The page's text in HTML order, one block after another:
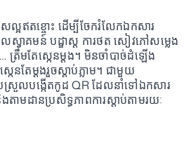
អឥតខ្ចោះ ដើម្បីចែករំលែកឯកសារ
ស្វាគមន៍ បដ្ឌាស្ត ការថត សៀវភៅសម្លេង
មតែស្កេនម្តង។ មិនចាំបាច់ដំឡើង
េនតែម្តងរួចស្តាប់ភ្លាម។ ជាមួយ
ស្រួលបង្កើតកូដ QR ដែលនាំទៅឯកសារ
តាមដានប្រសិទ្ធភាពការស្តាប់តាមរយៈ